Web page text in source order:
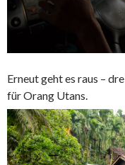
Erneut geht es raus –
für Orang Utans.